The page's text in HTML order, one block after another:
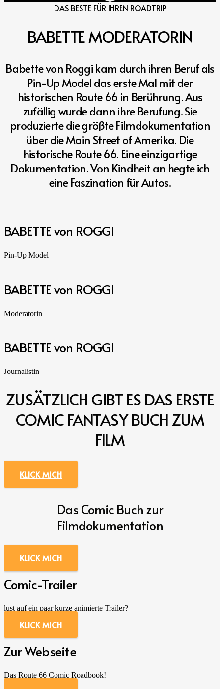
DAS BESTE FÜR IHREN ROADTRIP
BABETTEMODERATORIN
Babette von Roggi kam durch ihren Beruf als
Pin-Up Model das erste Mal mit der
historischen Route 66 in Berührung. Aus
zufällig wurde dann ihre Berufung. Sie
produzierte die größte Filmdokumentation
über die Main Street of Amerika. Die
historische Route 66. Eine einzigartige
Dokumentation. Von Kindheit an hegte ich
eineFaszination für Autos.
BABETTE von ROGGI
Pin-Up Model
BABETTE von ROGGI
Moderatorin
BABETTE von ROGGI
Journalistin
ZUSÄTZLICH GIBT ES DAS ERSTE
COMIC FANTASY BUCH ZUM
FILM
KLICK MICH
Das Comic Buch zur
Filmdokumentation
KLICK MICH
Comic-Trailer
lust auf ein paar kurze animierte Trailer?
KLICK MICH
Zur Webseite
Das Route 66 Comic Roadbook!